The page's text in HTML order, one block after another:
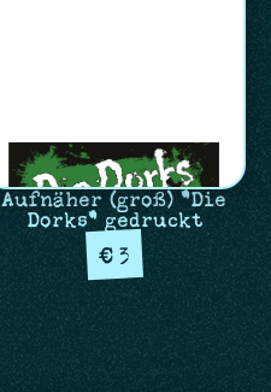
Aufnäher (groß) "Die
Dorks" gedruckt
€ 3